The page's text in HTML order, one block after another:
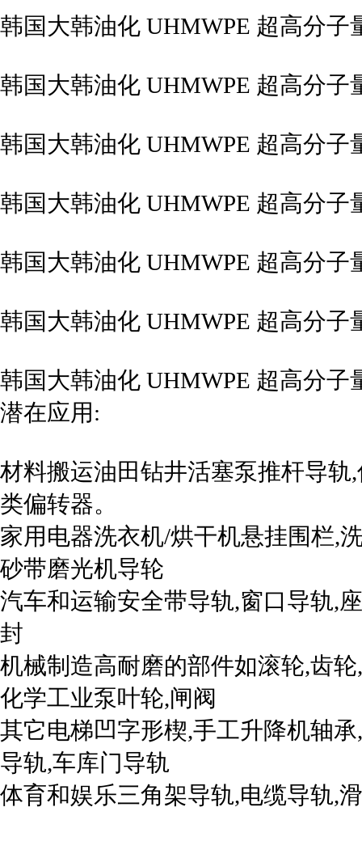
韩国大韩油化 UHMWPE 超高分子
韩国大韩油化 UHMWPE 超高分子
韩国大韩油化 UHMWPE 超高分子
韩国大韩油化 UHMWPE 超高分子
韩国大韩油化 UHMWPE 超高分子
韩国大韩油化 UHMWPE 超高分子
韩国大韩油化 UHMWPE 超高分子
潜在应用:
材料搬运油田钻井活塞泵推杆导
类偏转器。
家用电器洗衣机/烘干机悬挂围栏,
砂带磨光机导轮
汽车和运输安全带导轨,窗口导轨,
封
机械制造高耐磨的部件如滚轮,齿
化学工业泵叶轮,闸阀
其它电梯凹字形楔,手工升降机轴
导轨,车库门导轨
体育和娱乐三角架导轨,电缆导轨,